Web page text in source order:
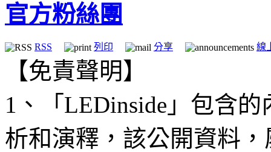
官方粉絲團
RSS 列印 分享 線
【免責聲明】
1、「LEDinside」包含
析和演釋，該公開資料